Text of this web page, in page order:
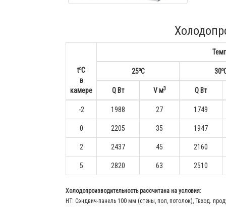
toС
в
камере
25oС 30o
Q Вт V м3 Q Вт
-2 1988 27 1749
0 2205 35 1947
2 2437 45 2160
5 2820 63 2510
Холодопроизводительность рассчитана на условия:
НТ: Сэндвич-панель 100 мм (стены, пол, потолок), Твход.